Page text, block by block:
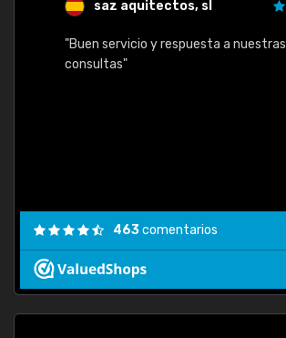
saz aquitectos, sl
"Buen servicio y respuesta a nuestras
consultas"
463comentarios